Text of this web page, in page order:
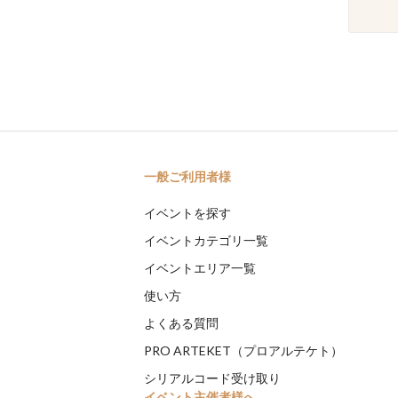
一般ご利用者様
イベントを探す
イベントカテゴリ一覧
イベントエリア一覧
使い方
よくある質問
PRO ARTEKET（プロアルテケト）
シリアルコード受け取り